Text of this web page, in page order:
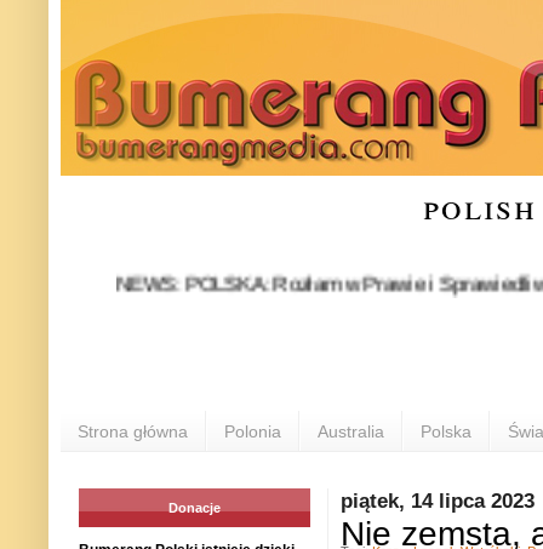
NEWS: POLSKA: Rozłam w Prawie i Sprawiedliwości
Strona główna Polonia Australia Polska
piątek, 14 lipca 2023
Nie zemsta,
Donacje